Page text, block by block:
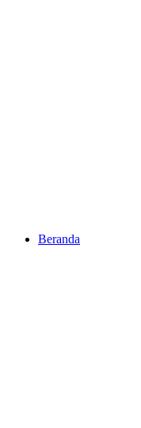
Beranda